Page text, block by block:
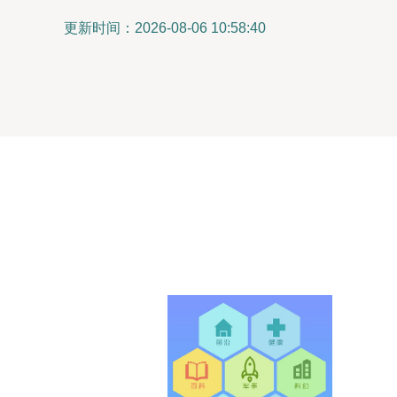
更新时间：2026-08-06 10:58:40